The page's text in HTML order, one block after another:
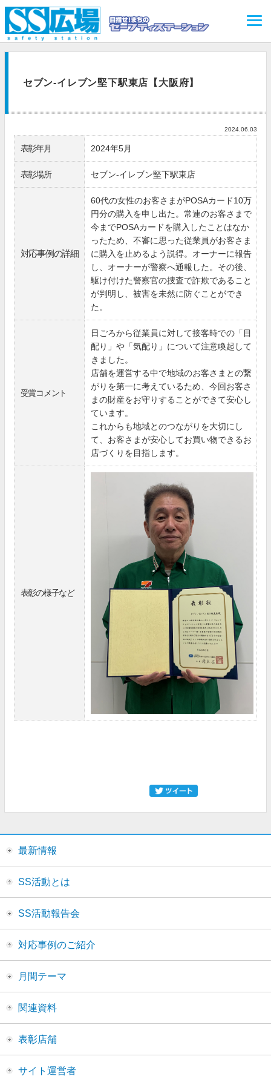
セブン‐イレブン堅下駅東店【大阪府】
2024.06.03
表彰年月 2024年5月
表彰場所 セブン‐イレブン堅下駅東店
対応事例の詳細
60代の女性のお客さまがPOSAカード10万
円分の購入を申し出た。常連のお客さまで
今までPOSAカードを購入したことはなか
ったため、不審に思った従業員がお客さま
に購入を止めるよう説得。オーナーに報告
し、オーナーが警察へ通報した。その後、
駆け付けた警察官の捜査で詐欺であること
が判明し、被害を未然に防ぐことができ
た。
受賞コメント
日ごろから従業員に対して接客時での「目
配り」や「気配り」について注意喚起して
きました。
店舗を運営する中で地域のお客さまとの繋
がりを第一に考えているため、今回お客さ
まの財産をお守りすることができて安心し
ています。
これからも地域とのつながりを大切にし
て、お客さまが安心してお買い物できるお
店づくりを目指します。
表彰の様子など
最新情報
SS活動とは
SS活動報告会
対応事例のご紹介
月間テーマ
関連資料
表彰店舗
サイト運営者